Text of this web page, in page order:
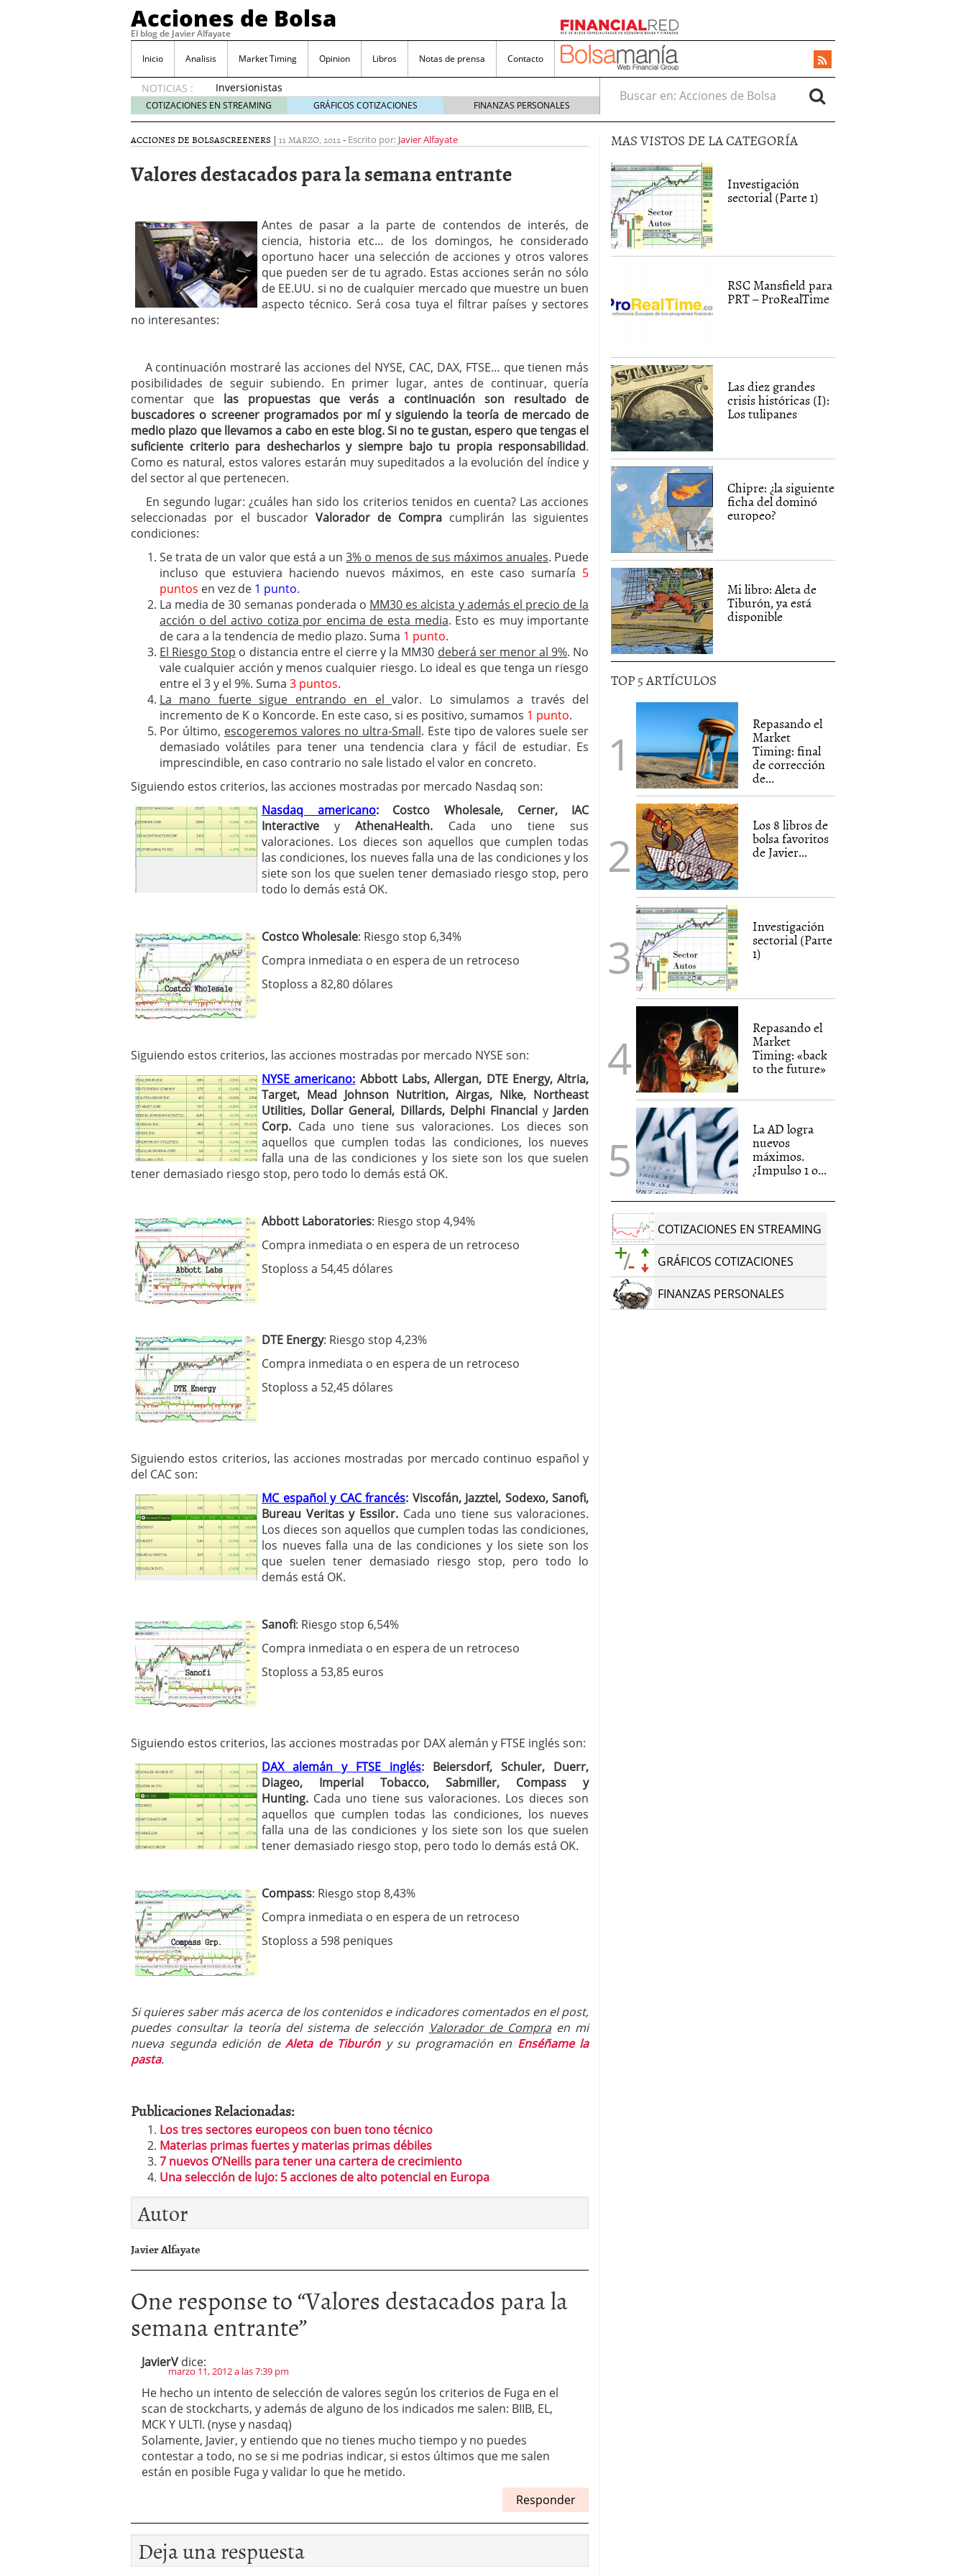
Acciones de Bolsa
El blog de Javier Alfayate
Inicio Analisis Market Timing Opinion Libros Notas de prensa Contacto
NOTICIAS :
Inversionistas
VIP en
México
creciente
por SIFX
Qué es una acción infravalorada y por qué no hay que perderlas de vista
noviembre 30, 2024
Entendiendo los ETF de Bitcoin
noviembre 22, 2024
Dividend Kings: empresas que destacan por sus dividendos constantes
noviembre 12, 2024
Descubre RealAdvisor: Una poderosa herramienta para tus inversiones
inmobiliarias septiembre 23, 2024
COTIZACIONES EN STREAMING GRÁFICOS COTIZACIONES FINANZAS PERSONALES
Buscar en:
ACCIONES DE BOLSASCREENERS | 11 MARZO, 2012- Escrito por: Javier Alfayate
Valores destacados para la semana entrante
Antes de pasar a la parte de contendos de interés, de
ciencia, historia etc… de los domingos, he considerado
oportuno hacer una selección de acciones y otros valores
que pueden ser de tu agrado. Estas acciones serán no sólo
de EE.UU. si no de cualquier mercado que muestre un buen
aspecto técnico. Será cosa tuya el filtrar países y sectores
no interesantes:
A continuación mostraré las acciones del NYSE, CAC, DAX, FTSE… que tienen más
posibilidades de seguir subiendo. En primer lugar, antes de continuar, quería
comentar que las propuestas que verás a continuación son resultado de
buscadores o screener programados por mí y siguiendo la teoría de mercado de
medio plazo que llevamos a cabo en este blog. Si no te gustan, espero que tengas el
suficiente criterio para deshecharlos y siempre bajo tu propia responsabilidad.
Como es natural, estos valores estarán muy supeditados a la evolución del índice y
del sector al que pertenecen.
En segundo lugar: ¿cuáles han sido los criterios tenidos en cuenta? Las acciones
seleccionadas por el buscadorValorador de Compracumplirán las siguientes
condiciones:
Se trata de un valor que está a un3% o menos de sus máximos anuales. Puede
incluso que estuviera haciendo nuevos máximos, en este caso sumaría 5
puntos en vez de 1 punto.
La media de 30 semanas ponderada o MM30 es alcista y además el precio de la
acción o del activo cotiza por encima de esta media. Esto es muy importante
de cara a la tendencia de medio plazo. Suma 1 punto.
El Riesgo Stop o distancia entre el cierre y la MM30 deberá ser menor al 9%. No
vale cualquier acción y menos cualquier riesgo. Lo ideal es que tenga un riesgo
entre el 3 y el 9%. Suma 3 puntos.
La mano fuerte sigue entrando en elvalor. Lo simulamos a través del
incremento de K o Koncorde. En este caso, si es positivo, sumamos 1 punto.
Por último, escogeremos valores no ultra-Small. Este tipo de valores suele ser
demasiado volátiles para tener una tendencia clara y fácil de estudiar. Es
imprescindible, en caso contrario no sale listado el valor en concreto.
Siguiendo estos criterios, las acciones mostradas por mercado Nasdaq son:
Nasdaq americano:
Costco Wholesale, Cerner, IAC
Interactivey AthenaHealth. Cada uno tiene sus
valoraciones. Los dieces son aquellos que cumplen todas
las condiciones, los nueves falla una de las condiciones y los
siete son los que suelen tener demasiado riesgo stop, pero
todo lo demás está OK.
Costco Wholesale: Riesgo stop 6,34%
Compra inmediata o en espera de un retroceso
Stoploss a 82,80 dólares
Siguiendo estos criterios, las acciones mostradas por mercado NYSE son:
NYSE americano: Abbott Labs, Allergan, DTE Energy, Altria,
Target, Mead Johnson Nutrition, Airgas, Nike, Northeast
Utilities, Dollar General, Dillards, Delphi Financialy Jarden
Corp. Cada uno tiene sus valoraciones. Los dieces son
aquellos que cumplen todas las condiciones, los nueves
falla una de las condiciones y los siete son los que suelen
tener demasiado riesgo stop, pero todo lo demás está OK.
Abbott Laboratories: Riesgo stop 4,94%
Compra inmediata o en espera de un retroceso
Stoploss a 54,45 dólares
DTE Energy: Riesgo stop 4,23%
Compra inmediata o en espera de un retroceso
Stoploss a 52,45 dólares
Siguiendo estos criterios, las acciones mostradas por mercado continuo español y
del CAC son:
MC español y CAC francés: Viscofán, Jazztel, Sodexo, Sanofi,
Bureau Veritas y Essilor. Cada uno tiene sus valoraciones.
Los dieces son aquellos que cumplen todas las condiciones,
los nueves falla una de las condiciones y los siete son los
que suelen tener demasiado riesgo stop, pero todo lo
demás está OK.
Sanofi: Riesgo stop 6,54%
Compra inmediata o en espera de un retroceso
Stoploss a 53,85 euros
Siguiendo estos criterios, las acciones mostradas por DAX alemán y FTSE inglés son:
DAX alemán y FTSE inglés: Beiersdorf, Schuler, Duerr,
Diageo, Imperial Tobacco, Sabmiller, Compass y
Hunting. Cada uno tiene sus valoraciones. Los dieces son
aquellos que cumplen todas las condiciones, los nueves
falla una de las condiciones y los siete son los que suelen
tener demasiado riesgo stop, pero todo lo demás está OK.
Compass: Riesgo stop 8,43%
Compra inmediata o en espera de un retroceso
Stoploss a 598 peniques
Si quieres saber más acerca de los contenidos e indicadores comentados en el post,
puedes consultar la teoría del sistema de selección Valorador de Compraen mi
nueva segunda edición deAleta de Tiburón y su programación en Enséñame la
pasta.
Publicaciones Relacionadas:
Los tres sectores europeos con buen tono técnico
Materias primas fuertes y materias primas débiles
7 nuevos O’Neills para tener una cartera de crecimiento
Una selección de lujo: 5 acciones de alto potencial en Europa
Autor
Javier Alfayate
One response to “Valores destacados para la
semana entrante”
JavierV dice:
marzo 11, 2012 a las 7:39 pm
He hecho un intento de selección de valores según los criterios de Fuga en el
scan de stockcharts, y además de alguno de los indicados me salen: BIIB, EL,
MCK Y ULTI. (nyse y nasdaq)
Solamente, Javier, y entiendo que no tienes mucho tiempo y no puedes
contestar a todo, no se si me podrias indicar, si estos últimos que me salen
están en posible Fuga y validar lo que he metido.
Responder
Deja una respuesta
MAS VISTOS DE LA CATEGORÍA
Investigación
sectorial (Parte 1)
RSC Mansfield para
PRT – ProRealTime
Las diez grandes
crisis históricas (I):
Los tulipanes
Chipre: ¿la siguiente
ficha del dominó
europeo?
Mi libro: Aleta de
Tiburón, ya está
disponible
TOP 5 ARTÍCULOS
Repasando el
Market
Timing: final
de corrección
de...
Los 8 libros de
bolsa favoritos
de Javier...
Investigación
sectorial (Parte
1)
Repasando el
Market
Timing: «back
to the future»
La AD logra
nuevos
máximos.
¿Impulso 1 o...
COTIZACIONES EN STREAMING
GRÁFICOS COTIZACIONES
FINANZAS PERSONALES